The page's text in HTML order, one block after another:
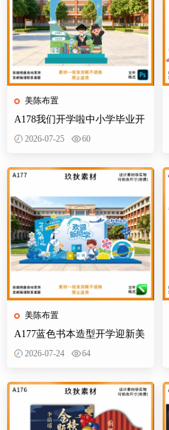
美陈布置
A178我们开学啦中小学毕业开
学季拍照打卡美陈布置素材
2026-07-25 60
美陈布置
A177蓝色书本造型开学迎新美
陈KT板欢迎新同学开学典礼合
2026-07-24 64